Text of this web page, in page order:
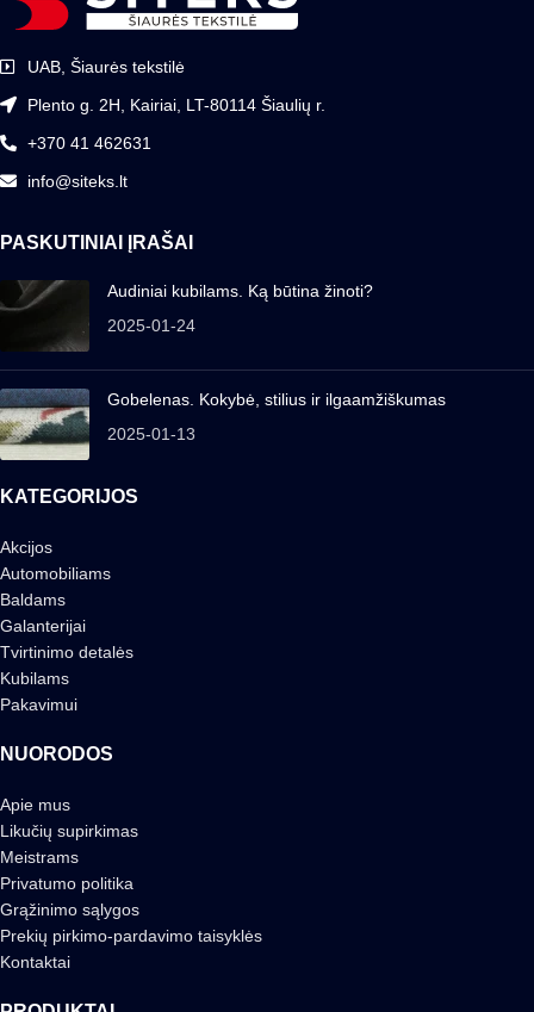
UAB, Šiaurės tekstilė
Plento g. 2H, Kairiai, LT-80114 Šiaulių r.
+370 41 462631
info@siteks.lt
PASKUTINIAI ĮRAŠAI
Audiniai kubilams. Ką būtina žinoti?
2025-01-24
Gobelenas. Kokybė, stilius ir ilgaamžiškumas
2025-01-13
KATEGORIJOS
Akcijos
Automobiliams
Baldams
Galanterijai
Tvirtinimo detalės
Kubilams
Pakavimui
NUORODOS
Apie mus
Likučių supirkimas
Meistrams
Privatumo politika
Grąžinimo sąlygos
Prekių pirkimo-pardavimo taisyklės
Kontaktai